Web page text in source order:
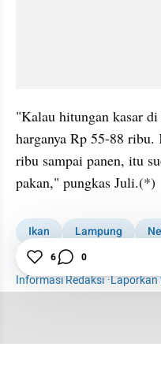
"Kalau hitungan kasar
harganya Rp 55-88
ribu sampai panen, itu
pakan," pungkas Juli.(*)
Ikan Lampung
Kabar Daerah
Informasi Redaksi·Laporkan
6 0